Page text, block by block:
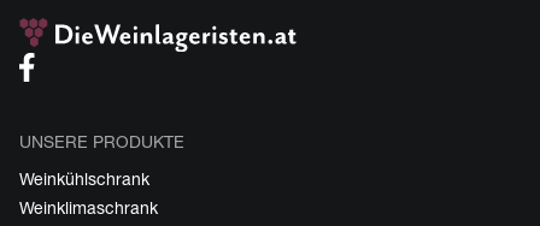
UNSERE PRODUKTE
Weinkühlschrank
Weinklimaschrank